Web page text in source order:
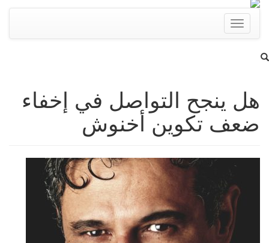
Toggle
navigation
هل ينجح التواصل في إخفاء
ضعف تكوين أخنوش